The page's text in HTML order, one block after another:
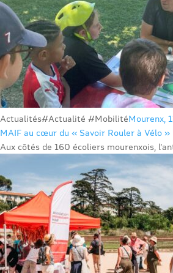
Actualités#Actualité #MobilitéMourenx,
MAIF au cœur du « Savoir Rouler à Vélo »
Aux côtés de 160 écoliers mourenxois,